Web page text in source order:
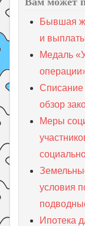
Бывшая
и
Медаль
Списание
обзор
Меры
условия
Ипотека